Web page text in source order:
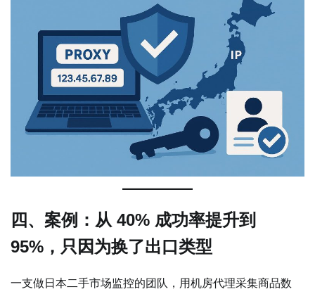
四、案例：从 40% 成功率提升到
95%，只因为换了出口类型
一支做日本二手市场监控的团队，用机房代理采集商品数